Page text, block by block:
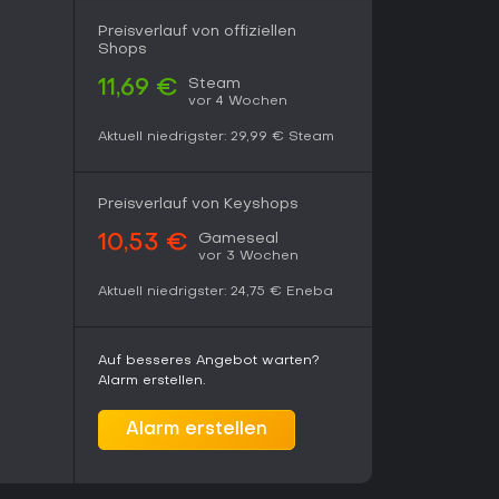
statt Daueraction belohnen, bietet
durch das neue DLC und Console-
Erlebnisse.
Preisverlauf von offiziellen
Shops
11,69 € Steam
vor 4 Wochen
Aktuell niedrigster: 29,99 € Steam
Preisverlauf von Keyshops
10,53 € Gameseal
vor 3 Wochen
Aktuell niedrigster: 24,75 € Eneba
Auf besseres Angebot warten?
Alarm erstellen.
Alarm erstellen